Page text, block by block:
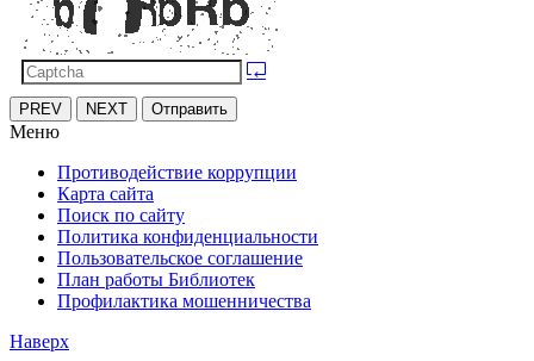
PREV NEXT Отправить
Меню
Противодействие коррупции
Карта сайта
Поиск по сайту
Политика конфиденциальности
Пользовательское соглашение
План работы Библиотек
Профилактика мошенничества
Наверх